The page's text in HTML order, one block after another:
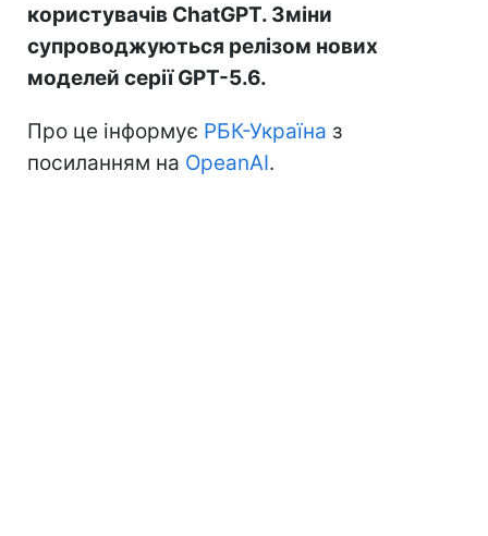
користувачів ChatGPT. Зміни
супроводжуються релізом нових
моделей серії GPT-5.6.
Про це інформує РБК-Україна з
посиланням на OpeanAI.